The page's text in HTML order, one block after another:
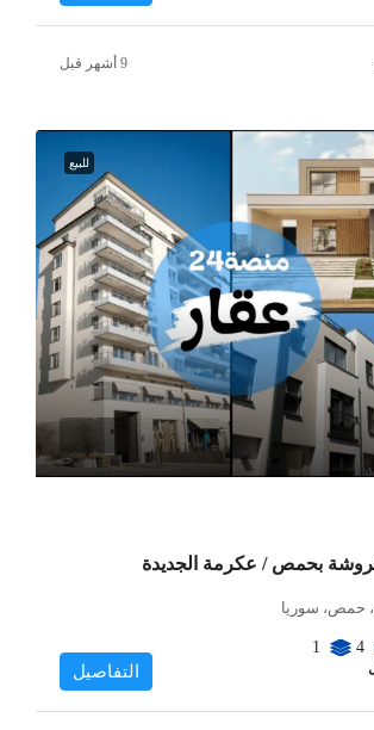
للبيع
بحمص / عكرمة الجديدة
حمص، سوريا
4
1
التفاصيل